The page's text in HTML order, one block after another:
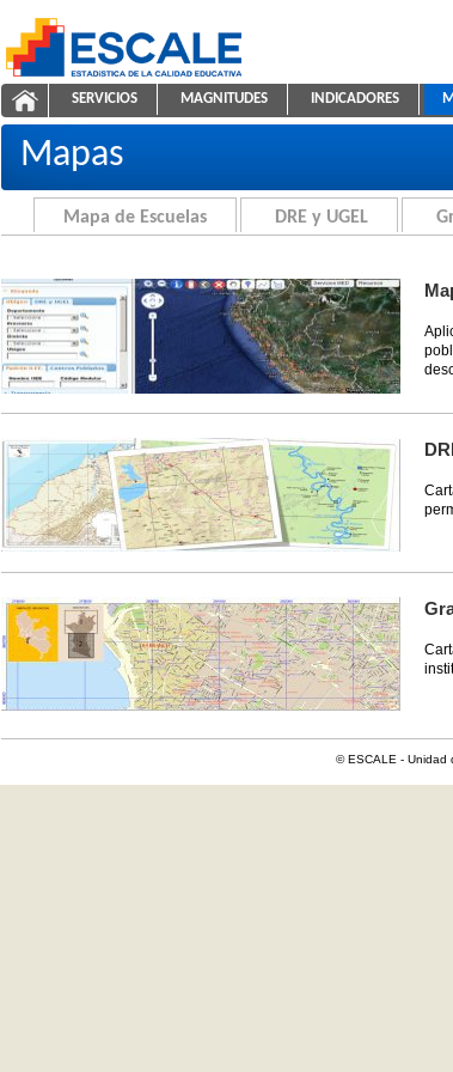
ESCALE - Unidad de Estadística Educativa
Cartografía de la Educación
NAVEGACIÓN
SERVICIOS MAGNITUDES INDICADORES
Mapas
Mapa de Escuelas DRE y UGEL
© ESCALE - Unidad